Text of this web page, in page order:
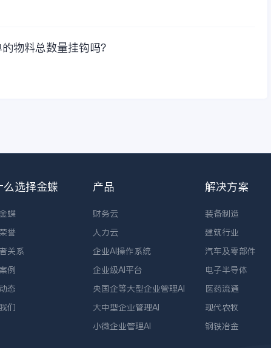
物料总数量挂钩吗？
么选择金蝶
蝶
誉
关系
例
态
们
产品
财务云
人力云
企业AI操作系统
企业级AI平台
央国企等大型企业管理AI
大中型企业管理AI
小微企业管理AI
解决方案
装备制造
建筑行业
汽车及零部件
电子半导体
医药流通
现代农牧
钢铁冶金